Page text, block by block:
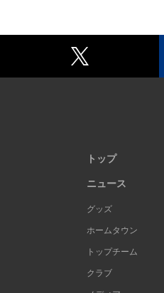
トップ
ニュース
グッズ
ホームタウン
トップチーム
クラブ